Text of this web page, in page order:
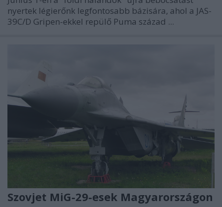
nyertek légierőnk legfontosabb bázisára, ahol a JAS-
39C/D Gripen-ekkel repülő Puma század ...
Szovjet MiG-29-esek Magyarországon